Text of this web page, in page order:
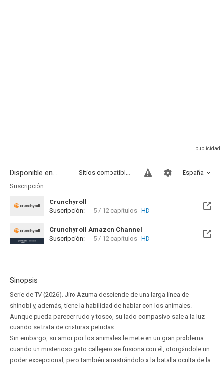
Disponible en... España
Sitios compatibles
Suscripción
Crunchyroll
Suscripción:
5 / 12 capítulos HD
Crunchyroll Amazon Channel
Suscripción:
5 / 12 capítulos HD
Sinopsis
Serie de TV (2026). Jiro Azuma desciende de una larga línea de
shinobi y, además, tiene la habilidad de hablar con los animales.
Aunque pueda parecer rudo y tosco, su lado compasivo sale a la luz
cuando se trata de criaturas peludas.
Sin embargo, su amor por los animales le mete en un gran problema
cuando un misterioso gato callejero se fusiona con él, otorgándole un
poder excepcional, pero también arrastrándolo a la batalla oculta de la